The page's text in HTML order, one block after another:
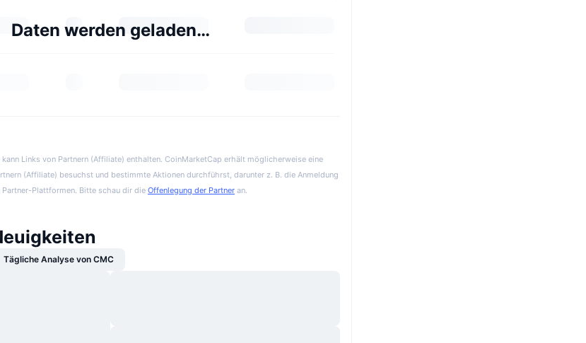
Daten werden geladen…
Links von Partnern (Affiliate) enthalten. CoinMarketCap erhält möglicherweise eine
(Affiliate) besuchst und bestimmte Aktionen durchführst, darunter z. B. die Anmeldung
Partner-Plattformen. Bitte schau dir die Offenlegung der Partner an.
Tägliche Analyse von CMC